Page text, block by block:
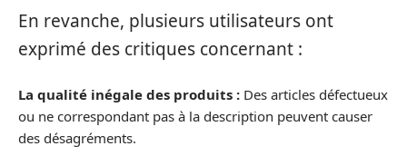
En revanche, plusieurs utilisateurs ont
exprimé des critiques concernant :
La qualité inégale des produits : Des articles défectueux
ou ne correspondant pas à la description peuvent causer
des désagréments.